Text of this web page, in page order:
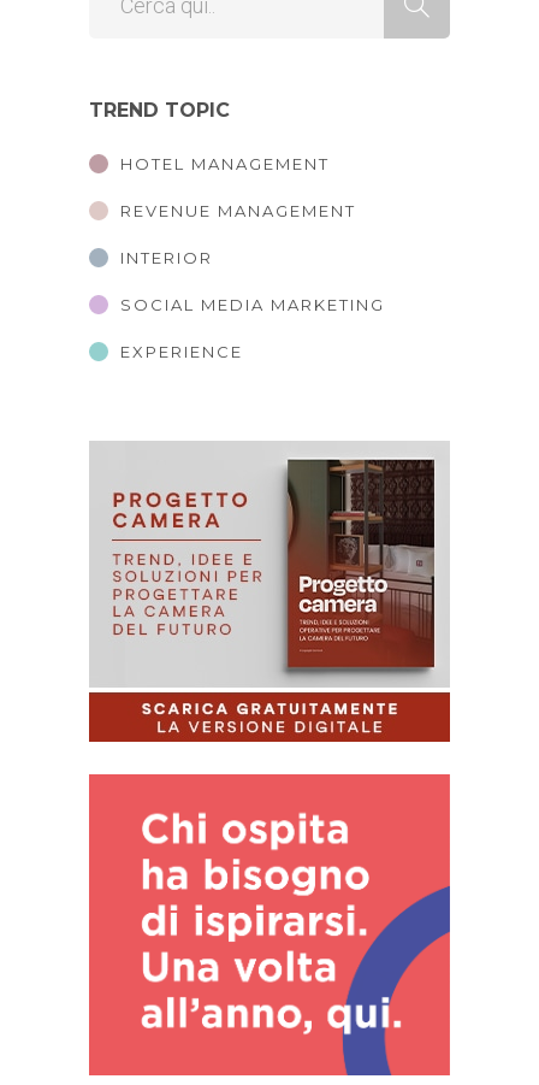
TREND TOPIC
HOTEL MANAGEMENT
REVENUE MANAGEMENT
INTERIOR
SOCIAL MEDIA MARKETING
EXPERIENCE